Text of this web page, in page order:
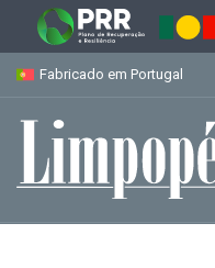
Fabricado em Portugal